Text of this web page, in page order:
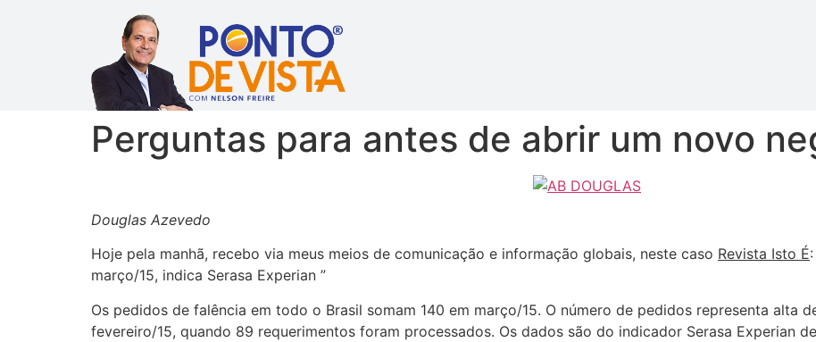
Perguntas para antes de abrir um novo
Douglas Azevedo
Hoje pela manhã, recebo via meus meios de comunicação e informação globais, neste caso Revista Isto É
março/15, indica Serasa Experian ”
Os pedidos de falência em todo o Brasil somam 140 em março/15. O número de pedidos representa alta
fevereiro/15, quando 89 requerimentos foram processados. Os dados são do indicador Serasa Experian